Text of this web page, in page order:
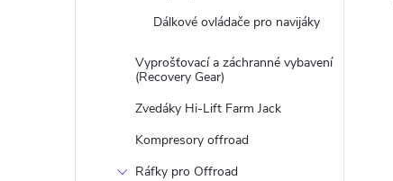
Dálkové ovládače pro navijáky
Vyprošťovací a záchranné vybavení
(Recovery Gear)
Zvedáky Hi-Lift Farm Jack
Kompresory offroad
Ráfky pro Offroad